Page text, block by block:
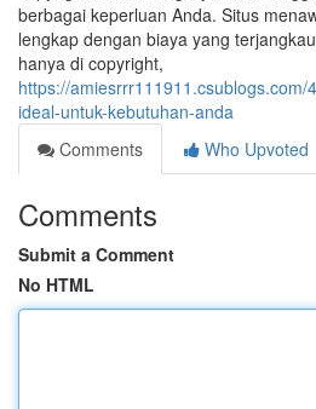
berbagai keperluan Anda. Situs
lengkap dengan biaya yang
hanya di copyright,
https://
ideal-untuk-kebutuhan-anda
Comments
Who Upvoted
Comments
Submit a Comment
No HTML